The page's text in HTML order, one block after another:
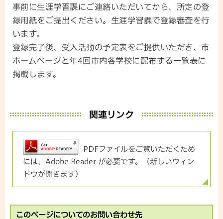
事前に生涯学習課にご連絡いただいてから、所定の登
録用紙をご提出ください。生涯学習課で登録審査を行
います。
登録完了後、受入活動の予定表をご提供いただき、市
ホームページと年4回市内各学校に配布する一覧表に
掲載します。
関連リンク
PDFファイルをご覧いただくため
には、Adobe Reader が必要です。（新しいウィン
ドウが開きます）
このページについてのお問い合わせ先